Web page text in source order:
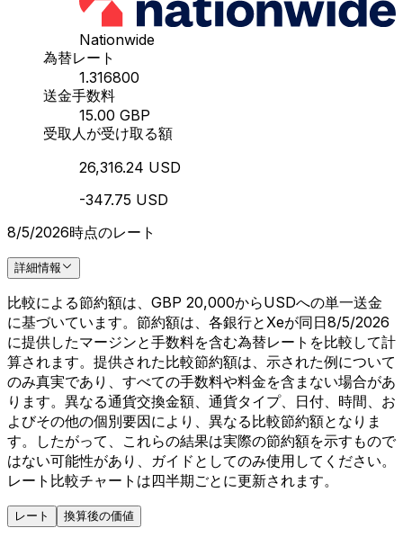
Nationwide
為替レート
1.316800
送金手数料
15.00 GBP
受取人が受け取る額
26,316.24 USD
-347.75 USD
8/5/2026時点のレート
詳細情報
比較による節約額は、GBP 20,000からUSDへの単一送金
に基づいています。節約額は、各銀行とXeが同日8/5/2026
に提供したマージンと手数料を含む為替レートを比較して計
算されます。提供された比較節約額は、示された例について
のみ真実であり、すべての手数料や料金を含まない場合があ
ります。異なる通貨交換金額、通貨タイプ、日付、時間、お
よびその他の個別要因により、異なる比較節約額となりま
す。したがって、これらの結果は実際の節約額を示すもので
はない可能性があり、ガイドとしてのみ使用してください。
レート比較チャートは四半期ごとに更新されます。
レート 換算後の価値